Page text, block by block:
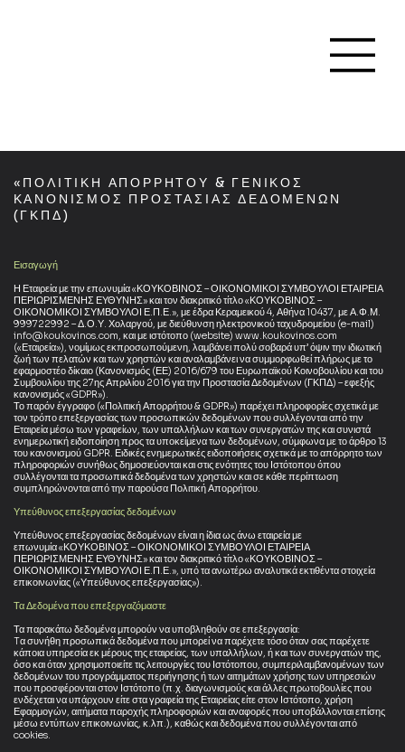
«ΠΟΛΙΤΙΚΗ ΑΠΟΡΡΗΤΟΥ & ΓΕΝΙΚΟΣ
ΚΑΝΟΝΙΣΜΟΣ ΠΡΟΣΤΑΣΙΑΣ ΔΕΔΟΜΕΝΩΝ
(ΓΚΠΔ)
Εισαγωγή
Η Εταιρεία με την επωνυμία «ΚΟΥΚΟΒΙΝΟΣ – ΟΙΚΟΝΟΜΙΚΟΙ ΣΥΜΒΟΥΛΟΙ ΕΤΑΙΡΕΙΑ
ΠΕΡΙΩΡΙΣΜΕΝΗΣ ΕΥΘΥΝΗΣ» και τον διακριτικό τίτλο «ΚΟΥΚΟΒΙΝΟΣ –
ΟΙΚΟΝΟΜΙΚΟΙ ΣΥΜΒΟΥΛΟΙ Ε.Π.Ε.», με έδρα Κεραμεικού 4, Αθήνα 10437, με Α.Φ.Μ.
999722992 – Δ.Ο.Υ. Χολαργού, με διεύθυνση ηλεκτρονικού ταχυδρομείου (e-mail)
info@koukovinos.com, και με ιστότοπο (website) www.koukovinos.com
(«Εταιρεία»), νομίμως εκπροσωπούμενη, λαμβάνει πολύ σοβαρά υπ’ όψιν την ιδιωτική
ζωή των πελατών και των χρηστών και αναλαμβάνει να συμμορφωθεί πλήρως με το
εφαρμοστέο δίκαιο (Κανονισμός (ΕΕ) 2016/679 του Ευρωπαϊκού Κοινοβουλίου και του
Συμβουλίου της 27ης Απριλίου 2016 για την Προστασία Δεδομένων (ΓΚΠΔ) – εφεξής
κανονισμός «GDPR»).
Το παρόν έγγραφο («Πολιτική Απορρήτου & GDPR») παρέχει πληροφορίες σχετικά με
τον τρόπο επεξεργασίας των προσωπικών δεδομένων που συλλέγονται από την
Εταιρεία μέσω των γραφείων, των υπαλλήλων και των συνεργατών της και συνιστά
ενημερωτική ειδοποίηση προς τα υποκείμενα των δεδομένων, σύμφωνα με το άρθρο 13
του κανονισμού GDPR. Ειδικές ενημερωτικές ειδοποιήσεις σχετικά με το απόρρητο των
πληροφοριών συνήθως δημοσιεύονται και στις ενότητες του Ιστότοπου όπου
συλλέγονται τα προσωπικά δεδομένα των χρηστών και σε κάθε περίπτωση
συμπληρώνονται από την παρούσα Πολιτική Απορρήτου.
Υπεύθυνος επεξεργασίας δεδομένων
Υπεύθυνος επεξεργασίας δεδομένων είναι η ίδια ως άνω εταιρεία με
επωνυμία «ΚΟΥΚΟΒΙΝΟΣ – ΟΙΚΟΝΟΜΙΚΟΙ ΣΥΜΒΟΥΛΟΙ ΕΤΑΙΡΕΙΑ
ΠΕΡΙΩΡΙΣΜΕΝΗΣ ΕΥΘΥΝΗΣ» και τον διακριτικό τίτλο «ΚΟΥΚΟΒΙΝΟΣ –
ΟΙΚΟΝΟΜΙΚΟΙ ΣΥΜΒΟΥΛΟΙ Ε.Π.Ε.», υπό τα ανωτέρω αναλυτικά εκτιθέντα στοιχεία
επικοινωνίας («Υπεύθυνος επεξεργασίας»).
Τα Δεδομένα που επεξεργαζόμαστε
Τα παρακάτω δεδομένα μπορούν να υποβληθούν σε επεξεργασία:
Tα συνήθη προσωπικά δεδομένα που μπορεί να παρέχετε τόσο όταν σας παρέχετε
κάποια υπηρεσία εκ μέρους της εταιρείας, των υπαλλήλων, ή και των συνεργατών της,
όσο και όταν χρησιμοποιείτε τις λειτουργίες του Ιστότοπου, συμπεριλαμβανομένων των
δεδομένων του προγράμματος περιήγησης ή των αιτημάτων χρήσης των υπηρεσιών
που προσφέρονται στον Ιστότοπο (π.χ. διαγωνισμούς και άλλες πρωτοβουλίες που
ενδέχεται να υπάρχουν είτε στα γραφεία της Εταιρείας είτε στον Ιστότοπο, χρήση
Εφαρμογών, αιτήματα παροχής πληροφοριών και αναφορές που υποβάλλονται επίσης
μέσω εντύπων επικοινωνίας, κ.λπ.), καθώς και δεδομένα που συλλέγονται από
cookies.